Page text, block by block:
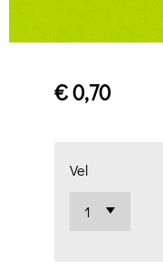
€ 0,70
Vel